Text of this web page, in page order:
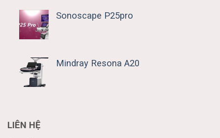
Sonoscape P25pro
Mindray Resona A20
LIÊN HỆ